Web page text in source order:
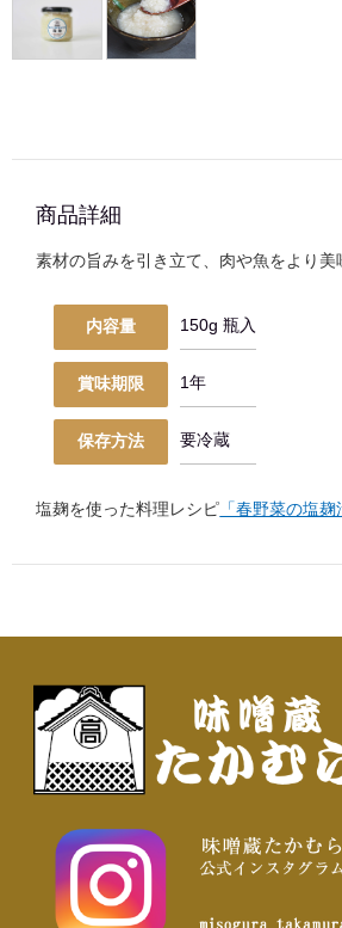
商品詳細
素材の旨みを引き立て、肉や魚をより美
内容量 150g 瓶入
賞味期限 1年
保存方法 要冷蔵
塩麹を使った料理レシピ 「春野菜の塩麹